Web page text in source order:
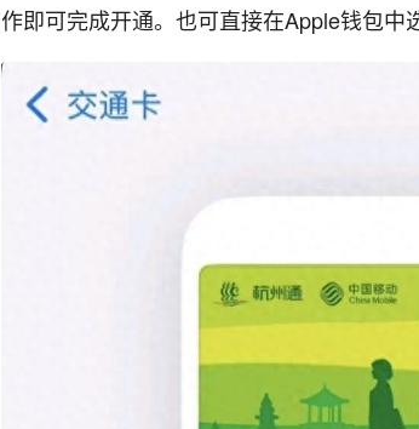
作即可完成开通。也可直接在Apple钱包中